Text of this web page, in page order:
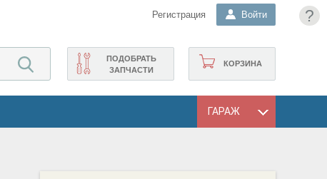
?
Регистрация Войти
КОРЗИНА
ПОДОБРАТЬ
ЗАПЧАСТИ
ГАРАЖ